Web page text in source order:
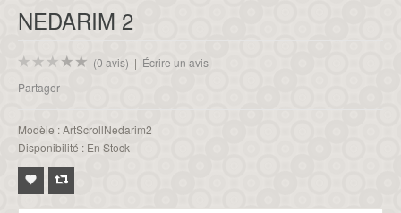
NEDARIM 2
(0 avis) | Écrire un avis
Partager
Modèle :ArtScrollNedarim2
Disponibilité : En Stock